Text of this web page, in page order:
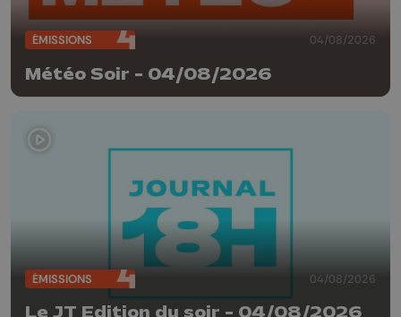
ÉMISSIONS 04/08/2026
Météo Soir - 04/08/2026
ÉMISSIONS 04/08/2026
Le JT Edition du soir - 04/08/2026